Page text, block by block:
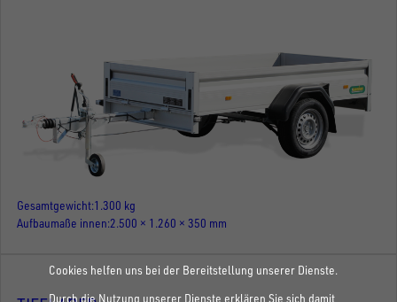
Gesamtgewicht 1.300 kg
Aufbaumaße innen 2.500 × 1.260 × 350 mm
Cookies helfen uns bei der Bereitstellung unserer Dienste.
Durch die Nutzung unserer Dienste erklären Sie sich damit